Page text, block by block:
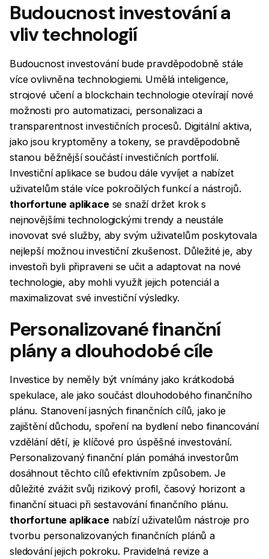
Budoucnost investování a
vliv technologií
Budoucnost investování bude pravděpodobně stále
více ovlivněna technologiemi. Umělá inteligence,
strojové učení a blockchain technologie otevírají nové
možnosti pro automatizaci, personalizaci a
transparentnost investičních procesů. Digitální aktiva,
jako jsou kryptoměny a tokeny, se pravděpodobně
stanou běžnější součástí investičních portfolií.
Investiční aplikace se budou dále vyvíjet a nabízet
uživatelům stále více pokročilých funkcí a nástrojů.
thorfortune aplikacese snaží držet krok s
nejnovějšími technologickými trendy a neustále
inovovat své služby, aby svým uživatelům poskytovala
nejlepší možnou investiční zkušenost. Důležité je, aby
investoři byli připraveni se učit a adaptovat na nové
technologie, aby mohli využít jejich potenciál a
maximalizovat své investiční výsledky.
Personalizované finanční
plány a dlouhodobé cíle
Investice by neměly být vnímány jako krátkodobá
spekulace, ale jako součást dlouhodobého finančního
plánu. Stanovení jasných finančních cílů, jako je
zajištění důchodu, spoření na bydlení nebo financování
vzdělání dětí, je klíčové pro úspěšné investování.
Personalizovaný finanční plán pomáhá investorům
dosáhnout těchto cílů efektivním způsobem. Je
důležité zvážit svůj rizikový profil, časový horizont a
finanční situaci při sestavování finančního plánu.
thorfortune aplikacenabízí uživatelům nástroje pro
tvorbu personalizovaných finančních plánů a
sledování jejich pokroku. Pravidelná revize a